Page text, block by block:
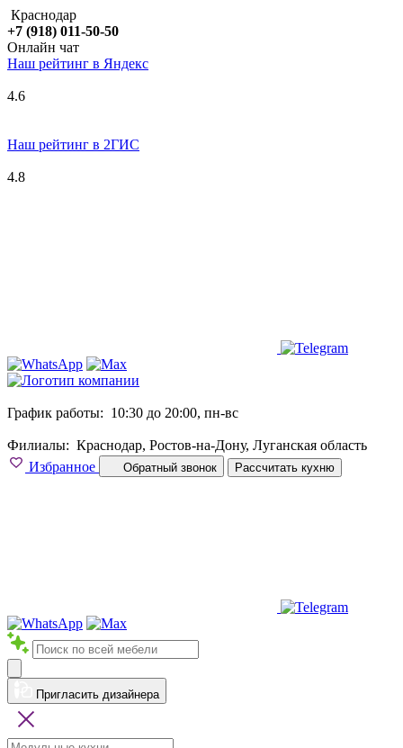
Краснодар
+7 (918) 011-50-50
Онлайн чат
Наш рейтинг в Яндекс
4.6
Наш рейтинг в 2ГИС
4.8
График работы: 10:30 до 20:00, пн-вс
Филиалы: Краснодар, Ростов-на-Дону, Луганская область
Избранное
Обратный звонок Рассчитать кухню
Пригласить дизайнера